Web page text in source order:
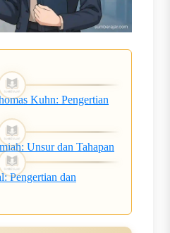
Kuhn: Pengertian
Unsur dan Tahapan
Pengertian dan